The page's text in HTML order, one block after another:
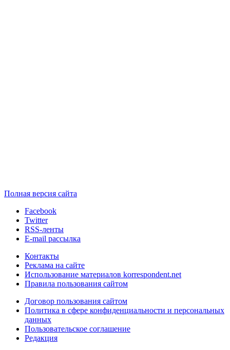
Полная версия сайта
Facebook
Twitter
RSS-ленты
E-mail рассылка
Контакты
Реклама на сайте
Использование материалов korrespondent.net
Правила пользования сайтом
Договор пользования сайтом
Политика в сфере конфиденциальности и персональных
данных
Пользовательское соглашение
Редакция